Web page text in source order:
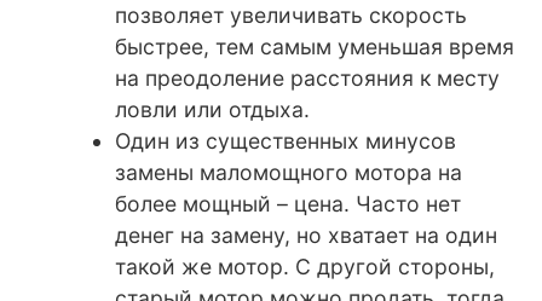
позволяет увеличивать скорость
быстрее, тем самым уменьшая время
на преодоление расстояния к месту
ловли или отдыха.
Один из существенных минусов
замены маломощного мотора на
более мощный – цена. Часто нет
денег на замену, но хватает на один
такой же мотор. С другой стороны,